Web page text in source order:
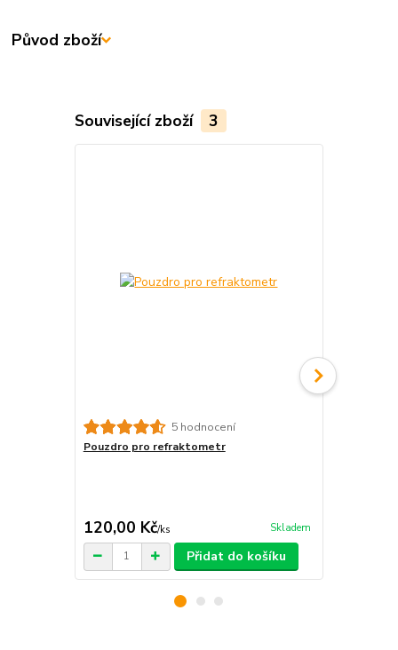
Původ zboží
Související zboží 3
5 hodnocení
Pouzdro pro refraktometr
120,00 Kč/ks Skladem
Přidat do košíku